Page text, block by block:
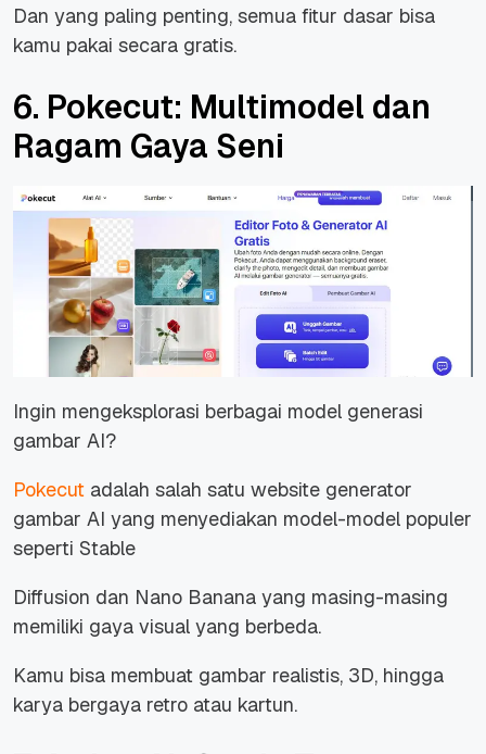
Dan yang paling penting, semua fitur dasar bisa
kamu pakai secara gratis.
6. Pokecut: Multimodel dan
Ragam Gaya Seni
Ingin mengeksplorasi berbagai model generasi
gambar AI?
Pokecut adalah salah satu website generator
gambar AI yang menyediakan model-model populer
seperti Stable
Diffusion dan Nano Banana yang masing-masing
memiliki gaya visual yang berbeda.
Kamu bisa membuat gambar realistis, 3D, hingga
karya bergaya retro atau kartun.